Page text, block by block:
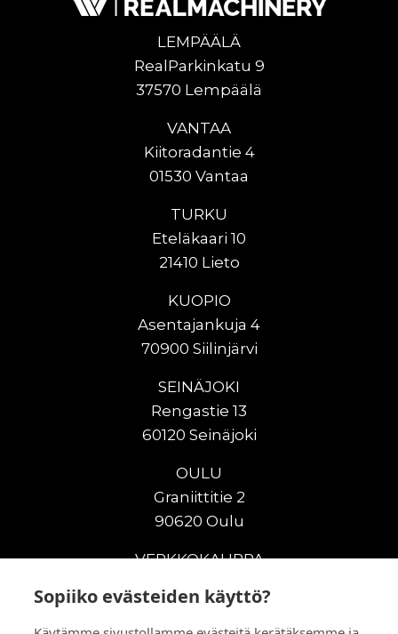
Sopiiko evästeiden käyttö?
LEMPÄÄLÄ
RealParkinkatu 9
37570 Lempäälä
VANTAA
Kiitoradantie 4
01530 Vantaa
TURKU
Eteläkaari 10
21410 Lieto
KUOPIO
Asentajankuja 4
70900 Siilinjärvi
SEINÄJOKI
Rengastie 13
60120 Seinäjoki
OULU
Graniittitie 2
90620 Oulu
VERKKOKAUPPA
Uudet maanrakennuskoneet